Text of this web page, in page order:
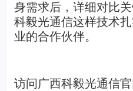
身需求后，详细对比
科毅光通信这样技术
业的合作伙伴。
访问广西科毅光通信官